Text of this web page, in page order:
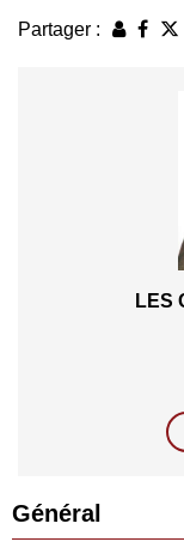
Partager :
LES
Général